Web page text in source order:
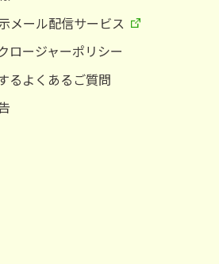
メール配信サービス
ロージャーポリシー
るよくあるご質問